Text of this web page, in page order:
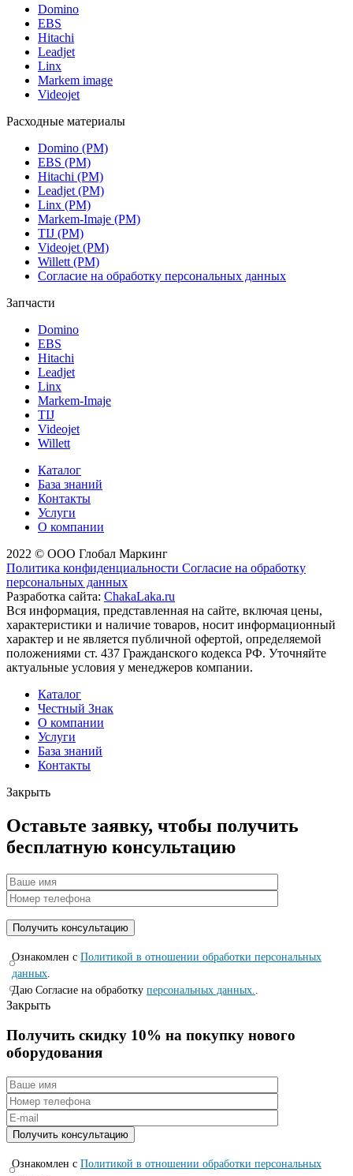
Domino
EBS
Hitachi
Leadjet
Linx
Markem image
Videojet
Расходные материалы
Domino (РМ)
EBS (РМ)
Hitachi (РМ)
Leadjet (РМ)
Linx (РМ)
Markem-Imaje (РМ)
TIJ (РМ)
Videojet (РМ)
Willett (РМ)
Согласие на обработку персональных данных
Запчасти
Domino
EBS
Hitachi
Leadjet
Linx
Markem-Imaje
TIJ
Videojet
Willett
Каталог
База знаний
Контакты
Услуги
О компании
2022 © ООО Глобал Маркинг
Политика конфиденциальности Согласие на обработку
персональных данных
Разработка сайта: ChakaLaka.ru
Вся информация, представленная на сайте, включая цены,
характеристики и наличие товаров, носит информационный
характер и не является публичной офертой, определяемой
положениями ст. 437 Гражданского кодекса РФ. Уточняйте
актуальные условия у менеджеров компании.
Каталог
Честный Знак
О компании
Услуги
База знаний
Контакты
Закрыть
Оставьте заявку, чтобы получить
бесплатную консультацию
Ознакомлен с Политикой в отношении обработки персональных
данных
Даю Согласие на обработку персональных данных.
Закрыть
Получить скидку 10% на покупку нового
оборудования
Ознакомлен с Политикой в отношении обработки персональных